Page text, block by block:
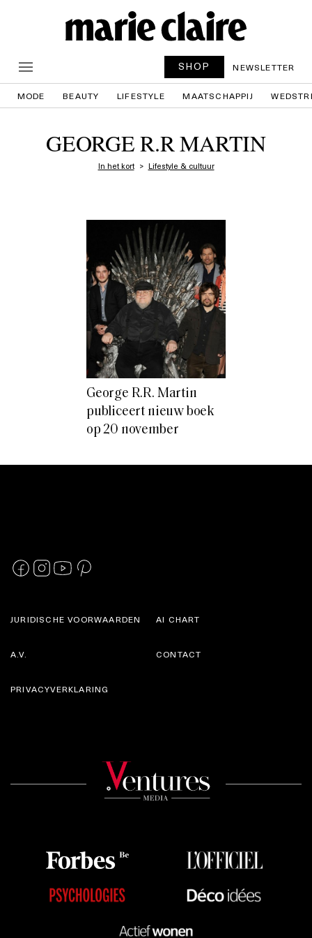
SHOP NEWSLETTER
MODE BEAUTY LIFESTYLE MAATSCHAPPIJ
GEORGE R.R MARTIN
In het kort Lifestyle & cultuur
George R.R. Martin
publiceert nieuw boek
op 20 november
JURIDISCHE VOORWAARDEN
A.V.
AI CHART
CONTACT
PRIVACYVERKLARING